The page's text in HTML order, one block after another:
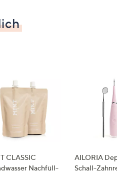
CLASSIC
Nachfüll-
AILORIA
Schall-